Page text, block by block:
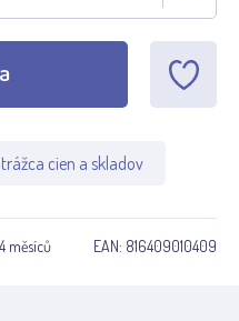
cien a skladov
měsíců EAN: 816409010409